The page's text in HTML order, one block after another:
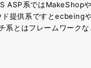
ASP系ではMakeShop
ド提供系ですとecbeing
系とはフレームワーク